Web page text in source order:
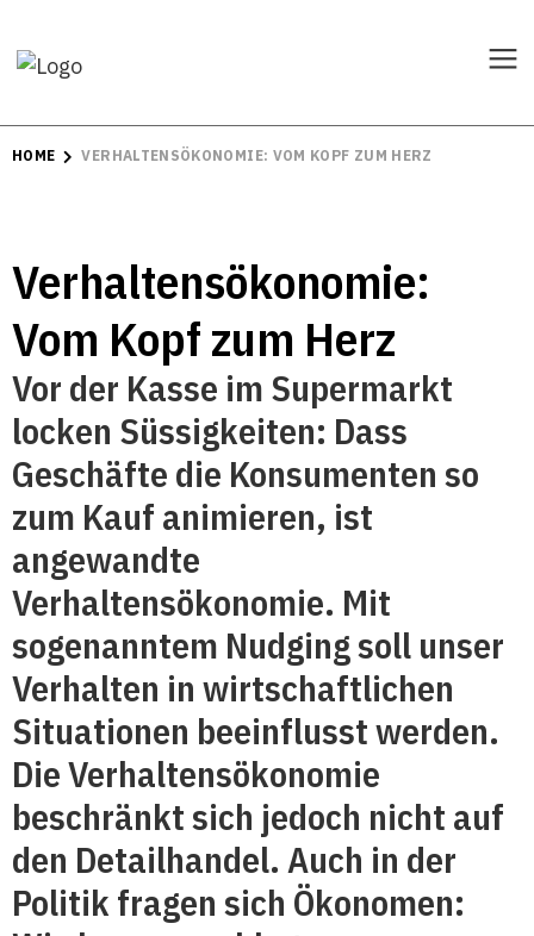
HOME VERHALTENSÖKONOMIE: VOM KOPF ZUM HERZ
Verhaltensökonomie:
Vom Kopf zum Herz
Vor der Kasse im Supermarkt
locken Süssigkeiten: Dass
Geschäfte die Konsumenten so
zum Kauf animieren, ist
angewandte
Verhaltensökonomie. Mit
sogenanntem Nudging soll unser
Verhalten in wirtschaftlichen
Situationen beeinflusst werden.
Die Verhaltensökonomie
beschränkt sich jedoch nicht auf
den Detailhandel. Auch in der
Politik fragen sich Ökonomen: